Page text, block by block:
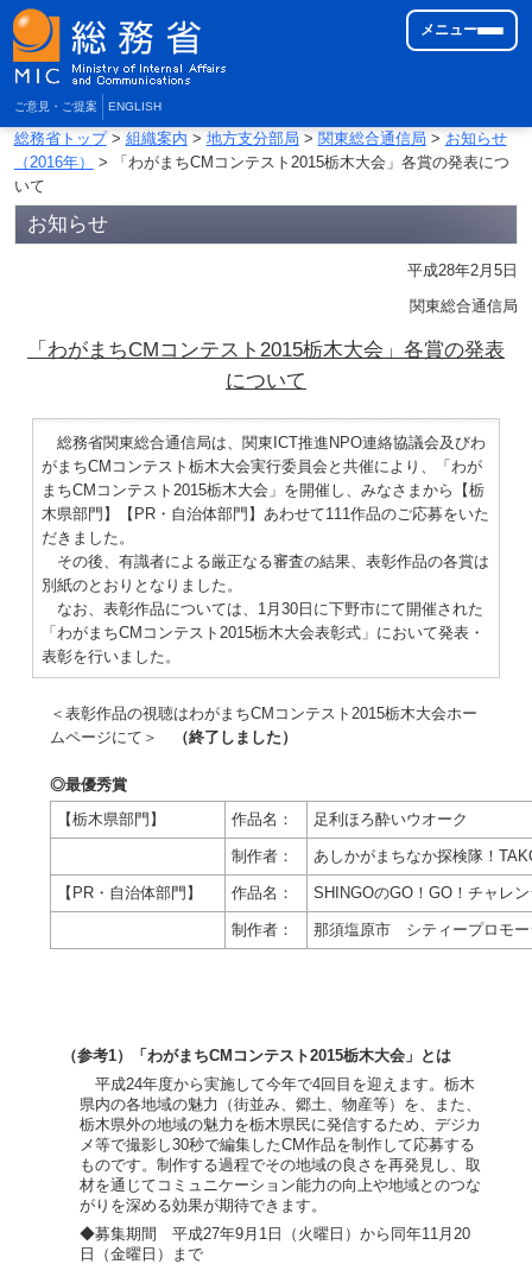
ご意見・ご提案 ENGLISH
メニュー
総務省トップ> 組織案内 > 地方支分部局 > 関東総合通信局 > お知らせ
（2016年）
> 「わがまちCMコンテスト2015栃木大会」各賞の発表につ
いて
お知らせ
平成28年2月5日
関東総合通信局
「わがまちCMコンテスト2015栃木大会」各賞の発表
について
総務省関東総合通信局は、関東ICT推進NPO連絡協議会及びわ
がまちCMコンテスト栃木大会実行委員会と共催により、「わが
まちCMコンテスト2015栃木大会」を開催し、みなさまから【栃
木県部門】【PR・自治体部門】あわせて111作品のご応募をいた
だきました。
その後、有識者による厳正なる審査の結果、表彰作品の各賞は
別紙のとおりとなりました。
なお、表彰作品については、1月30日に下野市にて開催された
「わがまちCMコンテスト2015栃木大会表彰式」において発表・
表彰を行いました。
＜表彰作品の視聴はわがまちCMコンテスト2015栃木大会ホー
ムページにて＞
（終了しました）
◎最優秀賞
【栃木県部門】
作品名： 足利ほろ酔いウオーク
制作者： あしかがまちなか探検隊！
【PR・自治体部門】 作品名： SHINGOのGO！GO！チャレ
制作者： 那須塩原市 シティープロモー
（参考1）「わがまちCMコンテスト2015栃木大会」とは
平成24年度から実施して今年で4回目を迎えます。栃木
県内の各地域の魅力（街並み、郷土、物産等）を、また、
栃木県外の地域の魅力を栃木県民に発信するため、デジカ
メ等で撮影し30秒で編集したCM作品を制作して応募する
ものです。制作する過程でその地域の良さを再発見し、取
材を通じてコミュニケーション能力の向上や地域とのつな
がりを深める効果が期待できます。
◆募集期間 平成27年9月1日（火曜日）から同年11月20
日（金曜日）まで